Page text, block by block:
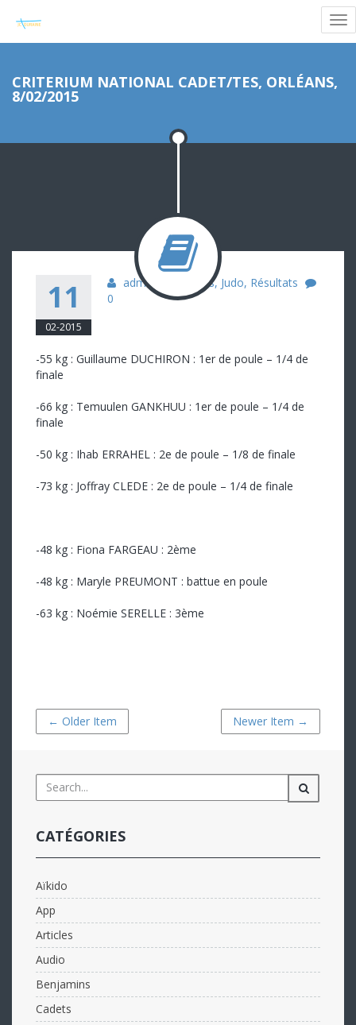
CRITERIUM NATIONAL CADET/TES, ORLÉANS,
8/02/2015
11
02-2015
admin Cadets, Judo, Résultats
0
-55 kg : Guillaume DUCHIRON : 1er de poule – 1/4 de
finale
-66 kg : Temuulen GANKHUU : 1er de poule – 1/4 de
finale
-50 kg : Ihab ERRAHEL : 2e de poule – 1/8 de finale
-73 kg : Joffray CLEDE : 2e de poule – 1/4 de finale
-48 kg : Fiona FARGEAU : 2ème
-48 kg : Maryle PREUMONT : battue en poule
-63 kg : Noémie SERELLE : 3ème
← Older Item Newer Item →
CATÉGORIES
Aïkido
App
Articles
Audio
Benjamins
Cadets